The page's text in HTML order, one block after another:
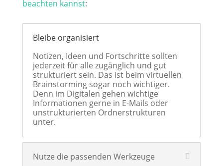
beachten kannst:
Bleibe organisiert
Notizen, Ideen und Fortschritte sollten
jederzeit für alle zugänglich und gut
strukturiert sein. Das ist beim virtuellen
Brainstorming sogar noch wichtiger.
Denn im Digitalen gehen wichtige
Informationen gerne in E-Mails oder
unstrukturierten Ordnerstrukturen
unter.
Nutze die passenden Werkzeuge